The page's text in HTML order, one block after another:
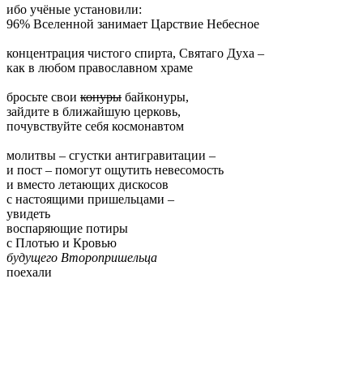
ибо учёные установили:
96% Вселенной занимает Царствие Небесное
концентрация чистого спирта, Святаго Духа –
как в любом православном храме
бросьте свои конуры байконуры,
зайдите в ближайшую церковь,
почувствуйте себя космонавтом
молитвы – сгустки антигравитации –
и пост – помогут ощутить невесомость
и вместо летающих дискосов
с настоящими пришельцами –
увидеть
воспаряющие потиры
с Плотью и Кровью
будущего Второпришельца
поехали